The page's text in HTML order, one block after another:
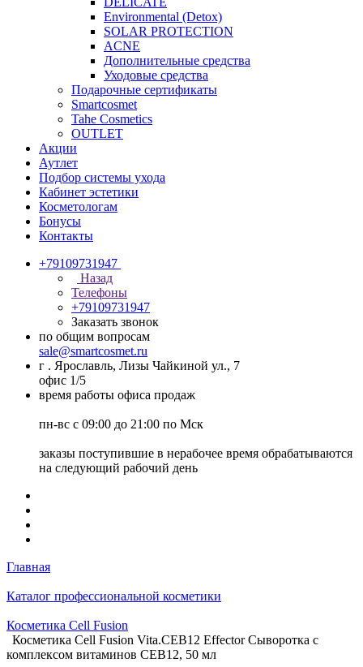
Environmental (Detox)
SOLAR PROTECTION
АCNE
Дополнительные средства
Уходовые средства
Подарочные сертификаты
Smartcosmet
Tahe Cosmetics
OUTLET
Акции
Аутлет
Подбор системы ухода
Кабинет эстетики
Косметологам
Бонусы
Контакты
+79109731947
Назад
Телефоны
+79109731947
Заказать звонок
по общим вопросам
sale@smartcosmet.ru
г . Ярославль, Лизы Чайкиной ул., 7
офис 1/5
время работы офиса продаж
пн-вс с 09:00 до 21:00 по Мск
заказы поступившие в нерабочее время обрабатываются
на следующий рабочий день
Главная
Каталог профессиональной косметики
Косметика Cell Fusion
Косметика Cell Fusion Vita.CEB12 Effector Сыворотка с
комплексом витаминов СЕВ12, 50 мл